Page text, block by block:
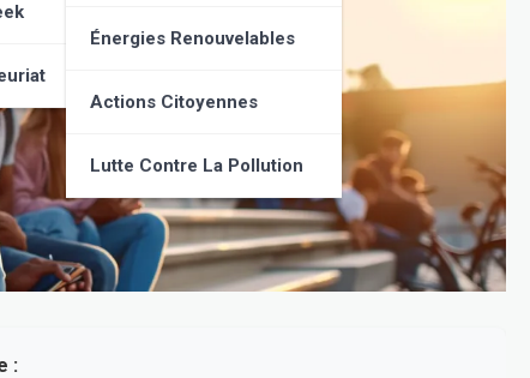
Énergies Renouvelables
Actions Citoyennes
Lutte Contre La Pollution
: